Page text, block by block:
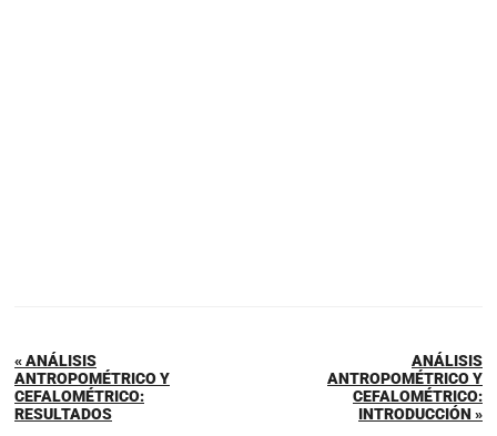
« ANÁLISIS
ANTROPOMÉTRICO Y
CEFALOMÉTRICO:
RESULTADOS
ANÁLISIS
ANTROPOMÉTRICO Y
CEFALOMÉTRICO:
INTRODUCCIÓN »